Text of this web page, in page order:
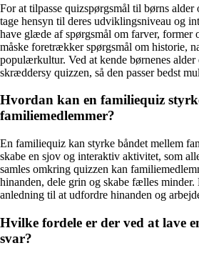
For at tilpasse quizspørgsmål til børns alder
tage hensyn til deres udviklingsniveau og
have glæde af spørgsmål om farver, former
måske foretrækker spørgsmål om historie,
populærkultur. Ved at kende børnenes alder
skræddersy quizzen, så den passer bedst
Hvordan kan en familiequiz
familiemedlemmer?
En familiequiz kan styrke båndet mellem
skabe en sjov og interaktiv aktivitet, som
samles omkring quizzen kan
hinanden, dele grin og skabe fælles
anledning til at udfordre hinanden og
Hvilke fordele er der ved at lave
svar?